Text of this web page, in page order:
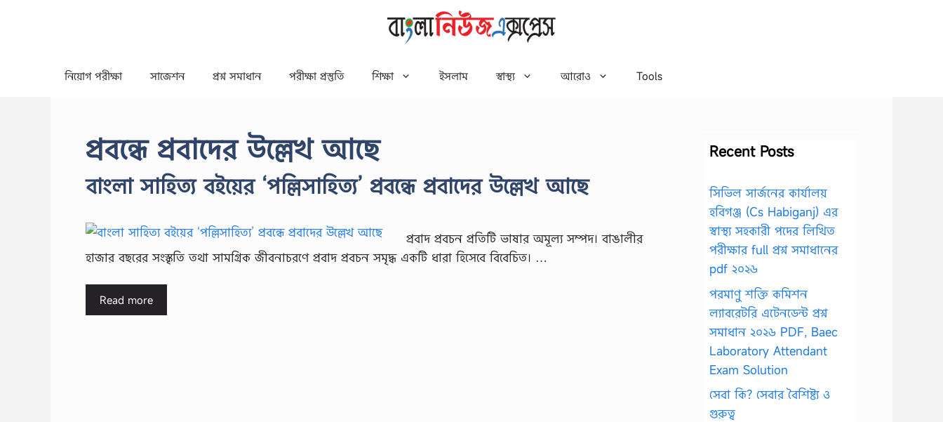
নিয়োগ পরীক্ষা সাজেশন প্রশ্ন সমাধান পরীক্ষা প্রস্তুতি শিক্ষা ইসলাম স্বাস্থ্য আরোও Tools
প্রবন্ধে প্রবাদের উল্লেখ আছে
বাংলা সাহিত্য বইয়ের ‘পল্লিসাহিত্য’ প্রবন্ধে প্রবাদের উল্লেখ আছে
প্রবাদ প্রবচন প্রতিটি ভাষার অমূল্য সম্পদ। বাঙালীর
হাজার বছরের সংস্কৃতি তথা সামগ্রিক জীবনাচরণে প্রবাদ প্রবচন সমৃদ্ধ একটি ধারা হিসেবে বিবেচিত। …
Read more
Recent Posts
সিভিল সার্জনের কার্যালয়
হবিগঞ্জ (Cs Habiganj) এর
স্বাস্থ্য সহকারী পদের লিখিত
পরীক্ষার full প্রশ্ন সমাধানের
pdf ২০২৬
পরমাণু শক্তি কমিশন
ল্যাবরেটরি এটেনডেন্ট প্রশ্ন
সমাধান ২০২৬ PDF, Baec
Laboratory Attendant
Exam Solution
সেবা কি? সেবার বৈশিষ্ট্য ও
গুরুত্ব